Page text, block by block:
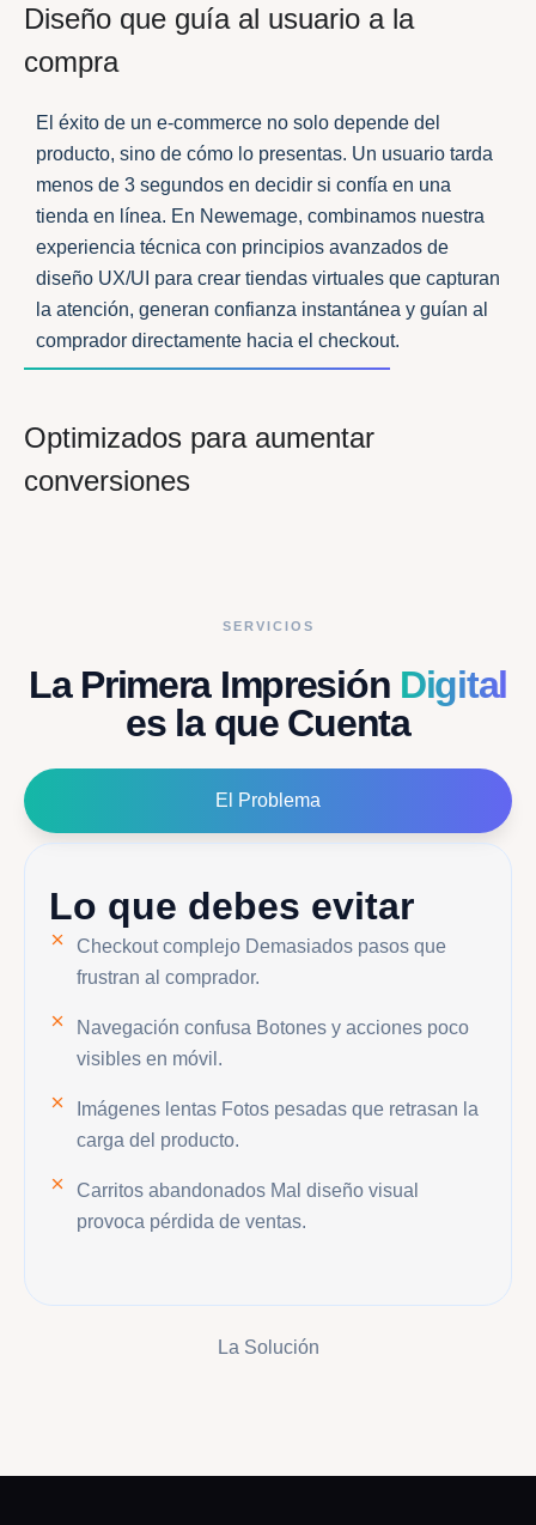
Diseño que guía al usuario a la
compra
El éxito de un e-commerce no solo depende del
producto, sino de cómo lo presentas. Un usuario tarda
menos de 3 segundos en decidir si confía en una
tienda en línea. En Newemage, combinamos nuestra
experiencia técnica con principios avanzados de
diseño UX/UI para crear tiendas virtuales que capturan
la atención, generan confianza instantánea y guían al
comprador directamente hacia el checkout.
Optimizados para aumentar
conversiones
SERVICIOS
La Primera Impresión Digital
es la que Cuenta
El Problema
La Solución
Lo que debes evitar
Checkout complejoDemasiados pasos que
frustran al comprador.
Navegación confusa Botones y acciones poco
visibles en móvil.
Imágenes lentasFotos pesadas que retrasan la
carga del producto.
Carritos abandonadosMal diseño visual
provoca pérdida de ventas.